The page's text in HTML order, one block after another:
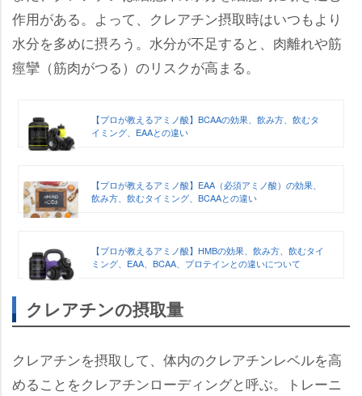
作用がある。よって、クレアチン摂取時はいつもより
水分を多めに摂ろう。水分が不足すると、肉離れや筋
痙攣（筋肉がつる）のリスクが高まる。
【プロが教えるアミノ酸】BCAAの効果、飲み方、飲むタ
イミング、EAAとの違い
【プロが教えるアミノ酸】EAA（必須アミノ酸）の効果、
飲み方、飲むタイミング、BCAAとの違い
【プロが教えるアミノ酸】HMBの効果、飲み方、飲むタイ
ミング、EAA、BCAA、プロテインとの違いについて
クレアチンの摂取量
クレアチンを摂取して、体内のクレアチンレベルを高
めることをクレアチンローディングと呼ぶ。トレーニ